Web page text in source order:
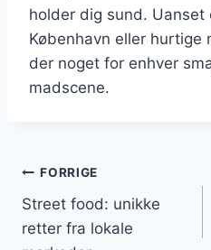
holder dig sund. Uanset
København eller hurtige
der noget for enhver
madscene.
FORRIGE
Street food: unikke
retter fra lokale